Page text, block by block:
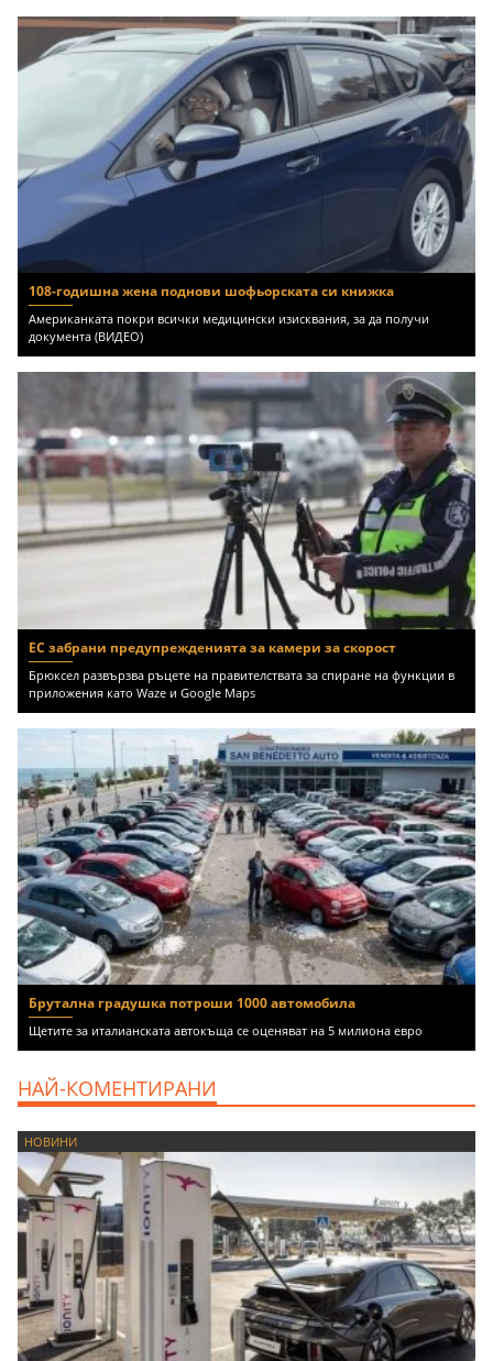
108-годишна жена поднови шофьорската си книжка
Американката покри всички медицински изисквания, за да получи
документа (ВИДЕО)
ЕС забрани предупрежденията за камери за скорост
Брюксел развързва ръцете на правителствата за спиране на функции в
приложения като Waze и Google Maps
Брутална градушка потроши 1000 автомобила
Щетите за италианската автокъща се оценяват на 5 милиона евро
НАЙ-КОМЕНТИРАНИ
НОВИНИ